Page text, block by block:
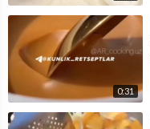
0:31